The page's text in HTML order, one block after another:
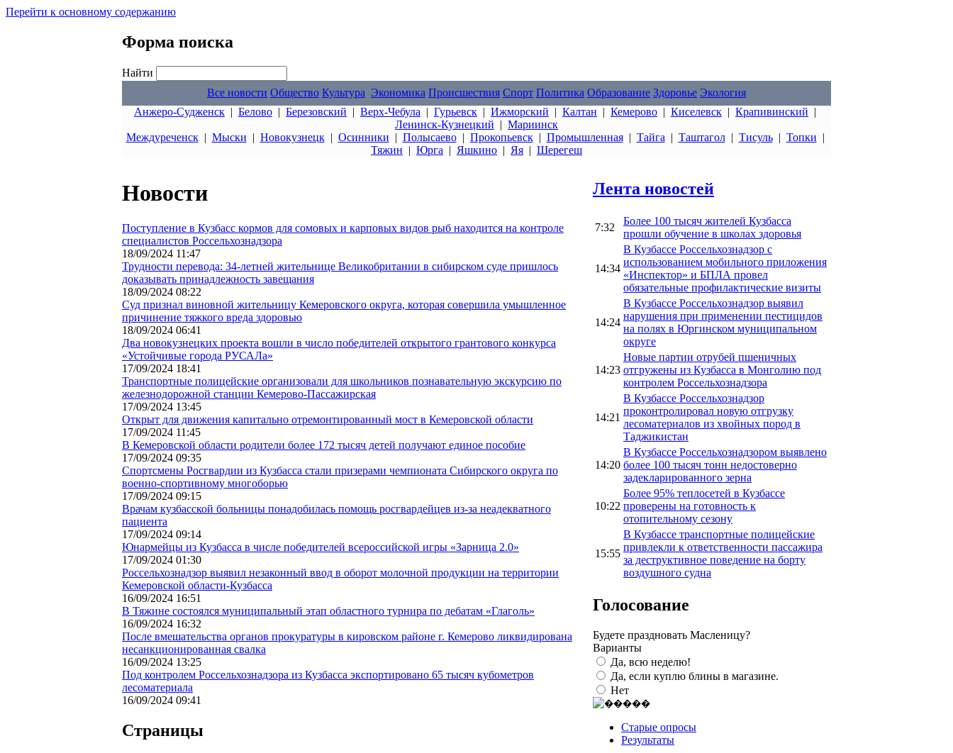
Перейти к основному содержанию
Форма поиска
Найти
Все новости Общество Культура Экономика Происшествия Спорт Политика Образование Здоровье Экология
Анжеро-Судженск | Белово | Березовский | Верх-Чебула | Гурьевск | Ижморский | Калтан | Кемерово | Киселевск | Крапивинский |
Ленинск-Кузнецкий | Мариинск
Междуреченск| Мыски | Новокузнецк| Осинники | Полысаево| Прокопьевск| Промышленная| Тайга | Таштагол| Тисуль| Топки |
Тяжин | Юрга | Яшкино | Яя | Шерегеш
Новости
Поступление в Кузбасс кормов для сомовых и карповых видов рыб находится на контроле
специалистов Россельхознадзора
18/09/2024 11:47
Трудности перевода: 34-летней жительнице Великобритании в сибирском суде пришлось
доказывать принадлежность завещания
18/09/2024 08:22
Суд признал виновной жительницу Кемеровского округа, которая совершила умышленное
причинение тяжкого вреда здоровью
18/09/2024 06:41
Два новокузнецких проекта вошли в число победителей открытого грантового конкурса
«Устойчивые города РУСАЛа»
17/09/2024 18:41
Транспортные полицейские организовали для школьников познавательную экскурсию по
железнодорожной станции Кемерово-Пассажирская
17/09/2024 13:45
Открыт для движения капитально отремонтированный мост в Кемеровской области
17/09/2024 11:45
В Кемеровской области родители более 172 тысяч детей получают единое пособие
17/09/2024 09:35
Спортсмены Росгвардии из Кузбасса стали призерами чемпионата Сибирского округа по
военно-спортивному многоборью
17/09/2024 09:15
Врачам кузбасской больницы понадобилась помощь росгвардейцев из-за неадекватного
пациента
17/09/2024 09:14
Юнармейцы из Кузбасса в числе победителей всероссийской игры «Зарница 2.0»
17/09/2024 01:30
Россельхознадзор выявил незаконный ввод в оборот молочной продукции на территории
Кемеровской области-Кузбасса
16/09/2024 16:51
В Тяжине состоялся муниципальный этап областного турнира по дебатам «Глаголь»
16/09/2024 16:32
После вмешательства органов прокуратуры в кировском районе г. Кемерово ликвидирована
несанкционированная свалка
16/09/2024 13:25
Под контролем Россельхознадзора из Кузбасса экспортировано 65 тысяч кубометров
лесоматериала
16/09/2024 09:41
Страницы
Лента новостей
7:32
Более 100 тысяч жителей Кузбасса
прошли обучение в школах здоровья
14:34
В Кузбассе Россельхознадзор с
использованием мобильного приложения
«Инспектор» и БПЛА провел
обязательные профилактические визиты
14:24
В Кузбассе Россельхознадзор выявил
нарушения при применении пестицидов
на полях в Юргинском муниципальном
округе
14:23
Новые партии отрубей пшеничных
отгружены из Кузбасса в Монголию под
контролем Россельхознадзора
14:21
В Кузбассе Россельхознадзор
проконтролировал новую отгрузку
лесоматериалов из хвойных пород в
Таджикистан
14:20
В Кузбассе Россельхознадзором выявлено
более 100 тысяч тонн недостоверно
задекларированного зерна
10:22
Более 95% теплосетей в Кузбассе
проверены на готовность к
отопительному сезону
15:55
В Кузбассе транспортные полицейские
привлекли к ответственности пассажира
за деструктивное поведение на борту
воздушного судна
Голосование
Будете праздновать Масленицу?
Варианты
Да, всю неделю!
Да, если куплю блины в магазине.
Нет
Старые опросы
Результаты